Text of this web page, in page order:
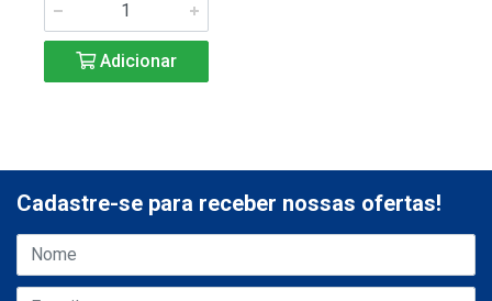
Adicionar
Cadastre-se para receber nossas ofertas!